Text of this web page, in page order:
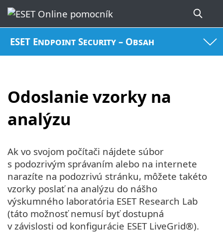
ESET Endpoint Security – Obsah
Odoslanie vzorky na
analýzu
Ak vo svojom počítači nájdete súbor
s podozrivým správaním alebo na internete
narazíte na podozrivú stránku, môžete takéto
vzorky poslať na analýzu do nášho
výskumného laboratória ESET Research Lab
(táto možnosť nemusí byť dostupná
v závislosti od konfigurácie ESET LiveGrid®).